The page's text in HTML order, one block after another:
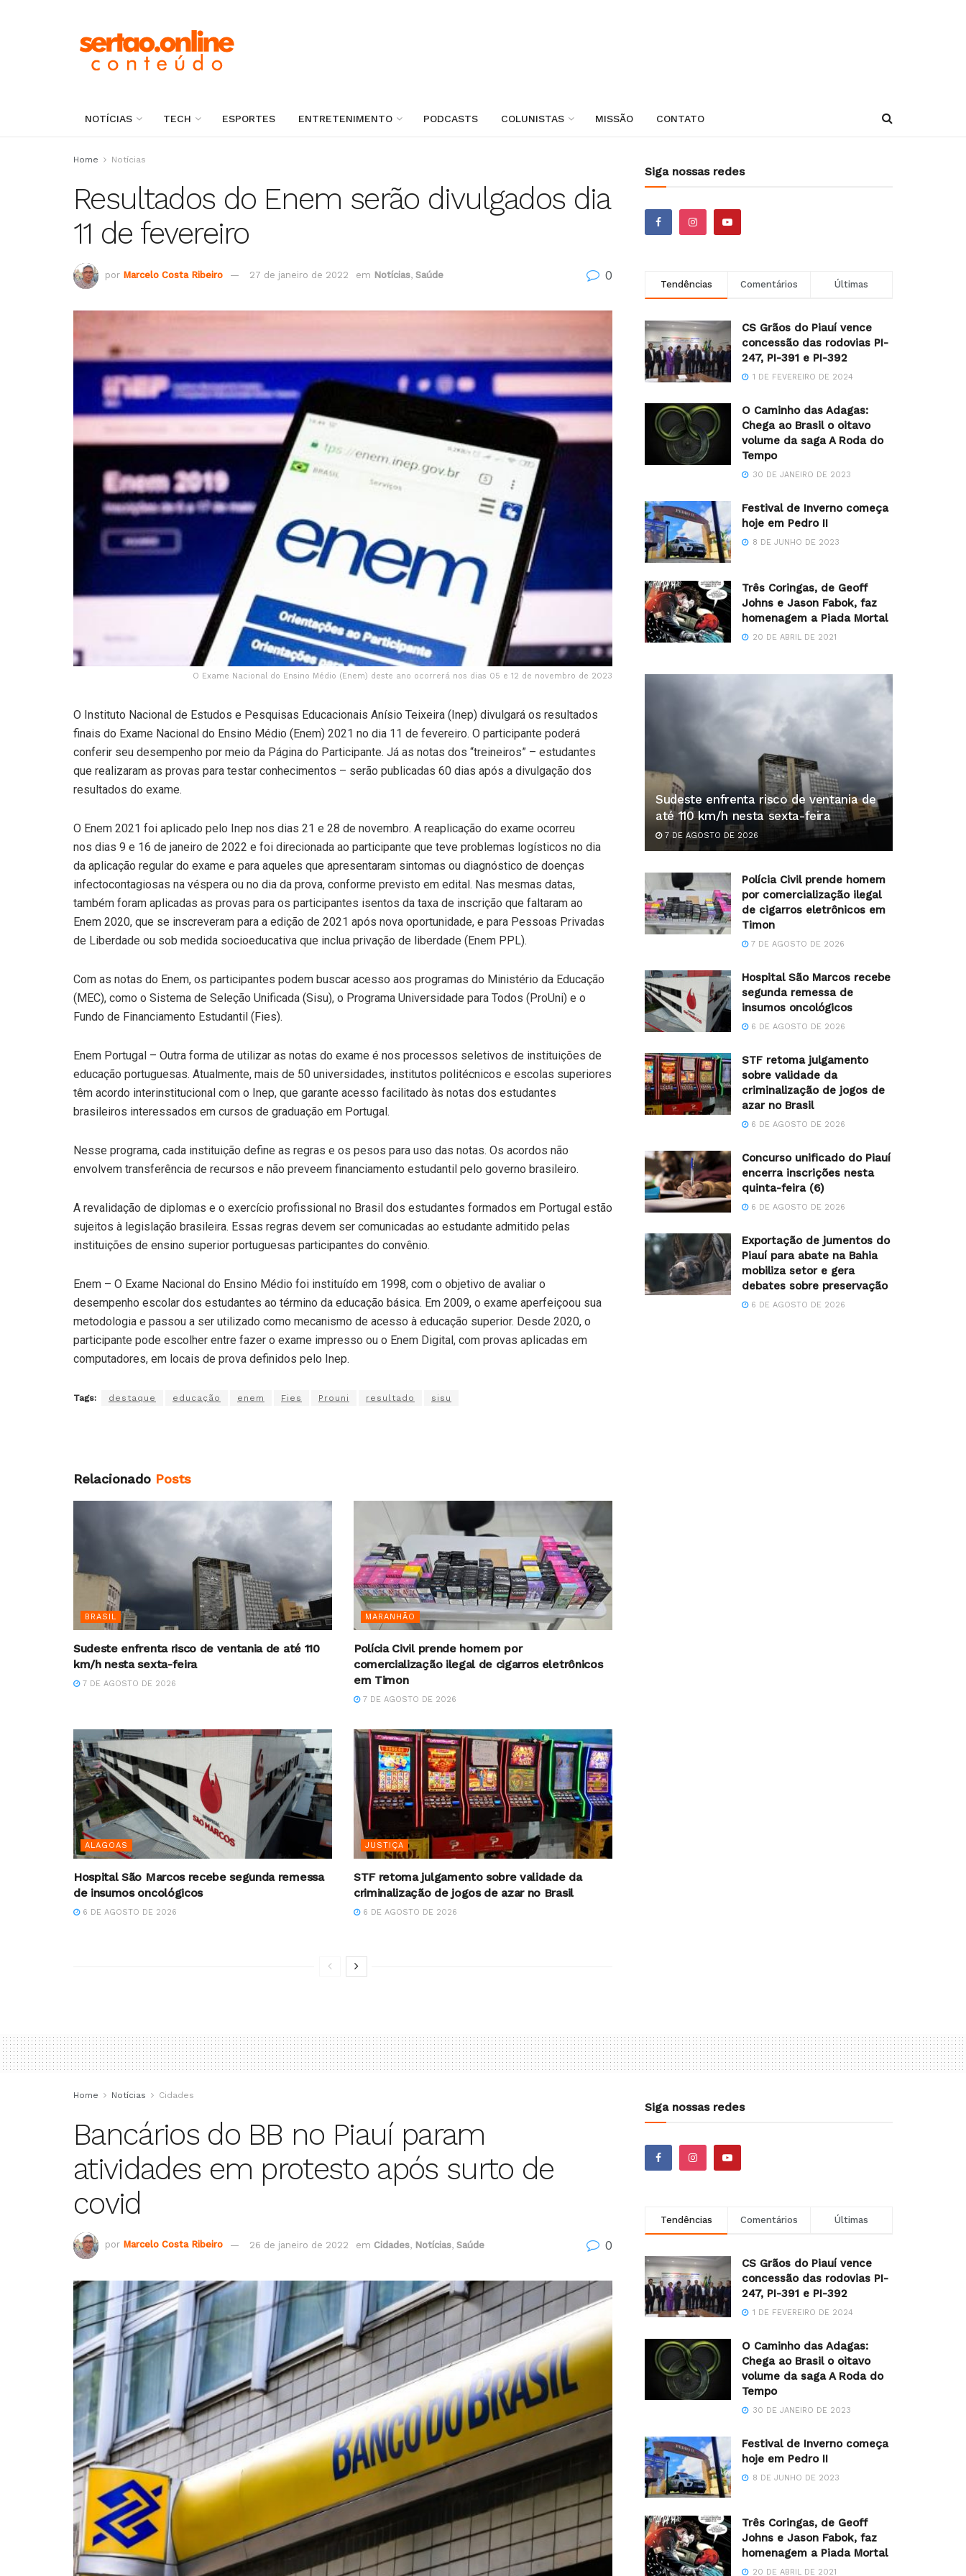
NOTÍCIAS TECH ESPORTES ENTRETENIMENTO PODCASTS COLUNISTAS MISSÃO CONTATO
Home Notícias
Resultados do Enem serão divulgados dia
11 de fevereiro
por Marcelo Costa Ribeiro 27 de janeiro de 2022 em Notícias, Saúde 0
O Exame Nacional do Ensino Médio (Enem) deste ano ocorrerá nos dias 05 e 12 de novembro de 2023
O Instituto Nacional de Estudos e Pesquisas Educacionais Anísio Teixeira (Inep) divulgará os resultados
finais do Exame Nacional do Ensino Médio (Enem) 2021 no dia 11 de fevereiro. O participante poderá
conferir seu desempenho por meio da Página do Participante. Já as notas dos “treineiros” – estudantes
que realizaram as provas para testar conhecimentos – serão publicadas 60 dias após a divulgação dos
resultados do exame.
O Enem 2021 foi aplicado pelo Inep nos dias 21 e 28 de novembro. A reaplicação do exame ocorreu
nos dias 9 e 16 de janeiro de 2022 e foi direcionada ao participante que teve problemas logísticos no dia
da aplicação regular do exame e para aqueles que apresentaram sintomas ou diagnóstico de doenças
infectocontagiosas na véspera ou no dia da prova, conforme previsto em edital. Nas mesmas datas,
também foram aplicadas as provas para os participantes isentos da taxa de inscrição que faltaram ao
Enem 2020, que se inscreveram para a edição de 2021 após nova oportunidade, e para Pessoas Privadas
de Liberdade ou sob medida socioeducativa que inclua privação de liberdade (Enem PPL).
Com as notas do Enem, os participantes podem buscar acesso aos programas do Ministério da Educação
(MEC), como o Sistema de Seleção Unificada (Sisu), o Programa Universidade para Todos (ProUni) e o
Fundo de Financiamento Estudantil (Fies).
Enem Portugal – Outra forma de utilizar as notas do exame é nos processos seletivos de instituições de
educação portuguesas. Atualmente, mais de 50 universidades, institutos politécnicos e escolas superiores
têm acordo interinstitucional com o Inep, que garante acesso facilitado às notas dos estudantes
brasileiros interessados em cursos de graduação em Portugal.
Nesse programa, cada instituição define as regras e os pesos para uso das notas. Os acordos não
envolvem transferência de recursos e não preveem financiamento estudantil pelo governo brasileiro.
A revalidação de diplomas e o exercício profissional no Brasil dos estudantes formados em Portugal estão
sujeitos à legislação brasileira. Essas regras devem ser comunicadas ao estudante admitido pelas
instituições de ensino superior portuguesas participantes do convênio.
Enem – O Exame Nacional do Ensino Médio foi instituído em 1998, com o objetivo de avaliar o
desempenho escolar dos estudantes ao término da educação básica. Em 2009, o exame aperfeiçoou sua
metodologia e passou a ser utilizado como mecanismo de acesso à educação superior. Desde 2020, o
participante pode escolher entre fazer o exame impresso ou o Enem Digital, com provas aplicadas em
computadores, em locais de prova definidos pelo Inep.
Tags: destaque educação enem Fies Prouni resultado sisu
Relacionado Posts
BRASIL
Sudeste enfrenta risco de ventania de até 110
km/h nesta sexta-feira
7 DE AGOSTO DE 2026
MARANHÃO
Polícia Civil prende homem por
comercialização ilegal de cigarros eletrônicos
em Timon
7 DE AGOSTO DE 2026
ALAGOAS
Hospital São Marcos recebe segunda remessa
de insumos oncológicos
6 DE AGOSTO DE 2026
JUSTIÇA
STF retoma julgamento sobre validade da
criminalização de jogos de azar no Brasil
6 DE AGOSTO DE 2026
Siga nossas redes
Tendências Comentários Últimas
CS Grãos do Piauí vence
concessão das rodovias PI-
247, PI-391 e PI-392
1 DE FEVEREIRO DE 2024
O Caminho das Adagas:
Chega ao Brasil o oitavo
volume da saga A Roda do
Tempo
30 DE JANEIRO DE 2023
Festival de Inverno começa
hoje em Pedro II
8 DE JUNHO DE 2023
Três Coringas, de Geoff
Johns e Jason Fabok, faz
homenagem a Piada Mortal
20 DE ABRIL DE 2021
Sudeste enfrenta risco de ventania de
até 110 km/h nesta sexta-feira
7 DE AGOSTO DE 2026
Polícia Civil prende homem
por comercialização ilegal
de cigarros eletrônicos em
Timon
7 DE AGOSTO DE 2026
Hospital São Marcos recebe
segunda remessa de
insumos oncológicos
6 DE AGOSTO DE 2026
STF retoma julgamento
sobre validade da
criminalização de jogos de
azar no Brasil
6 DE AGOSTO DE 2026
Concurso unificado do Piauí
encerra inscrições nesta
quinta-feira (6)
6 DE AGOSTO DE 2026
Exportação de jumentos do
Piauí para abate na Bahia
mobiliza setor e gera
debates sobre preservação
6 DE AGOSTO DE 2026
Home Notícias Cidades
Bancários do BB no Piauí param
atividades em protesto após surto de
covid
por Marcelo Costa Ribeiro 26 de janeiro de 2022 em Cidades, Notícias, Saúde 0
Siga nossas redes
Tendências Comentários Últimas
CS Grãos do Piauí vence
concessão das rodovias PI-
247, PI-391 e PI-392
1 DE FEVEREIRO DE 2024
O Caminho das Adagas:
Chega ao Brasil o oitavo
volume da saga A Roda do
Tempo
30 DE JANEIRO DE 2023
Festival de Inverno começa
hoje em Pedro II
8 DE JUNHO DE 2023
Três Coringas, de Geoff
Johns e Jason Fabok, faz
homenagem a Piada Mortal
20 DE ABRIL DE 2021